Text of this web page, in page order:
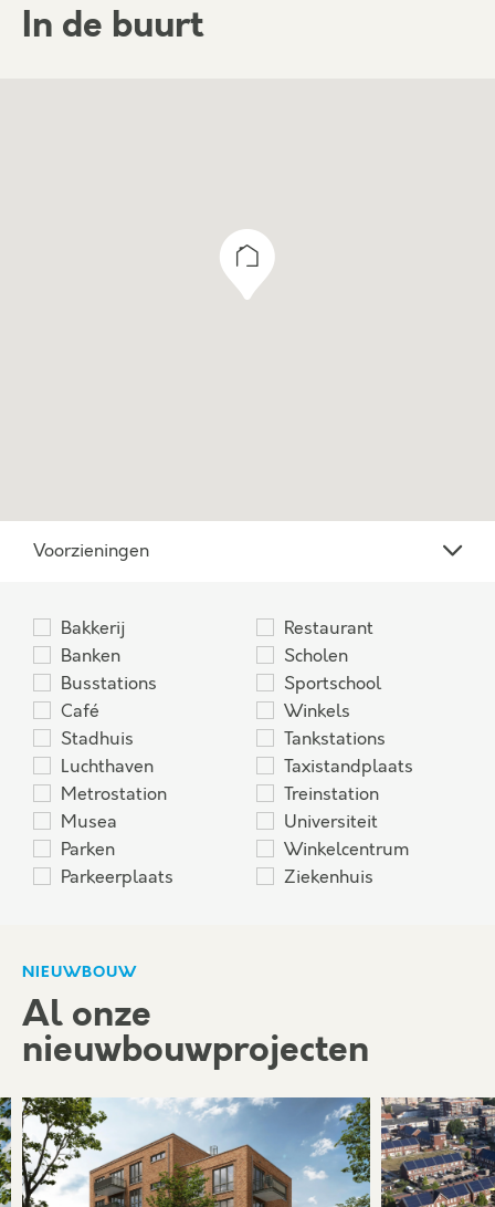
In de buurt
Voorzieningen
Bakkerij
Banken
Busstations
Café
Stadhuis
Luchthaven
Metrostation
Musea
Parken
Parkeerplaats
Restaurant
Scholen
Sportschool
Winkels
Tankstations
Taxistandplaats
Treinstation
Universiteit
Winkelcentrum
Ziekenhuis
NIEUWBOUW
Al onze
nieuwbouwprojecten